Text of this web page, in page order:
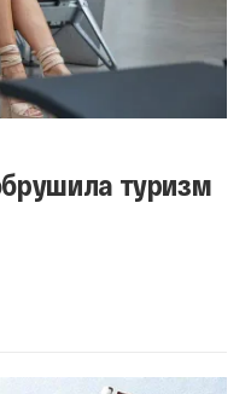
туризм